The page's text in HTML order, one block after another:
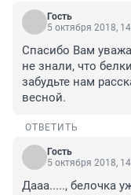
Гость
5 октября 2018,
Спасибо Вам
не знали, что
забудьте нам
весной.
ОТВЕТИТЬ
Гость
5 октября 2018,
Дааа....., белочка